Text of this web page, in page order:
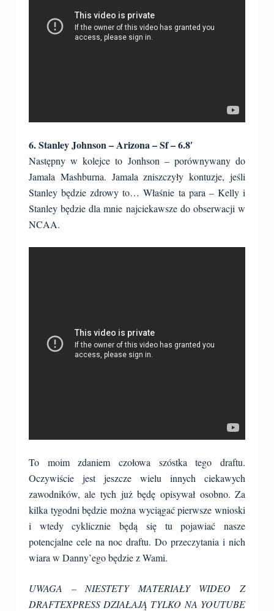
6. Stanley Johnson – Arizona – Sf – 6.8′
Następny w kolejce to Jonhson – porównywany do
Jamala Mashburna. Jamala zniszczyły kontuzje, jeśli
Stanley będzie zdrowy to… Właśnie ta para – Kelly i
Stanley będzie dla mnie najciekawsze do obserwacji w
NCAA.
To moim zdaniem czołowa szóstka tego draftu.
Oczywiście jest jeszcze wielu innych ciekawych
zawodników, ale tych już będę opisywał osobno. Za
kilka tygodni będzie można wyciągać pierwsze wnioski
i wtedy cyklicznie będą się tu pojawiać nasze
potencjalne cele na noc draftu. Do przeczytania i nich
wiara w Danny’ego będzie z Wami.
UWAGA – NIESTETY MATERIAŁY WIDEO Z
DRAFTEXPRESS DZIAŁAJĄ TYLKO NA YOUTUBE